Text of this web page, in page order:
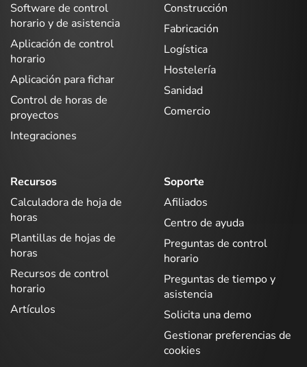
Software de control
horario y de asistencia
Aplicación de control
horario
Aplicación para fichar
Control de horas de
proyectos
Integraciones
Construcción
Fabricación
Logística
Hostelería
Sanidad
Comercio
Recursos
Calculadora de hoja de
horas
Plantillas de hojas de
horas
Recursos de control
horario
Artículos
Soporte
Afiliados
Centro de ayuda
Preguntas de control
horario
Preguntas de tiempo y
asistencia
Solicita una demo
Gestionar preferencias de
cookies